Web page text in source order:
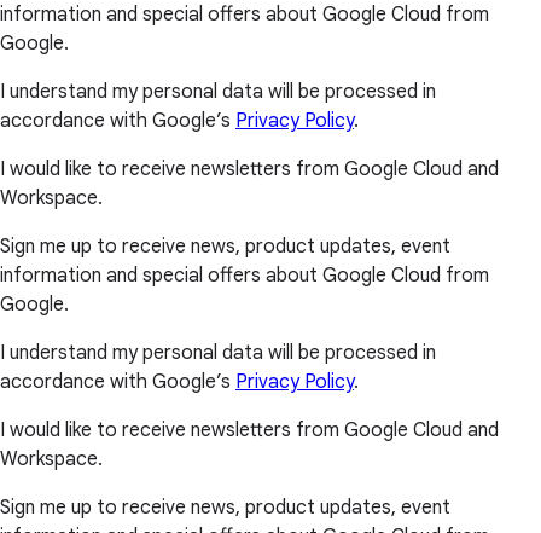
information and special offers about Google Cloud from
Google.
I understand my personal data will be processed in
accordance with Google’s Privacy Policy.
I would like to receive newsletters from Google Cloud and
Workspace.
Sign me up to receive news, product updates, event
information and special offers about Google Cloud from
Google.
I understand my personal data will be processed in
accordance with Google’s Privacy Policy.
I would like to receive newsletters from Google Cloud and
Workspace.
Sign me up to receive news, product updates, event